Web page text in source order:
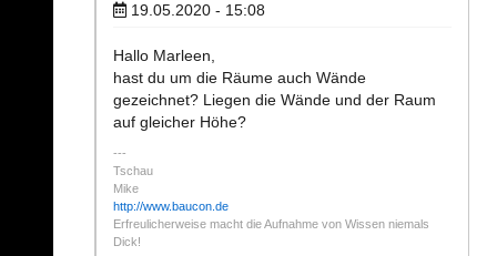
19.05.2020 - 15:08
Hallo Marleen,
hast du um die Räume auch Wände
gezeichnet? Liegen die Wände und der Raum
auf gleicher Höhe?
Tschau
Mike
http://www.baucon.de
Erfreulicherweise macht die Aufnahme von Wissen niemals
Dick!